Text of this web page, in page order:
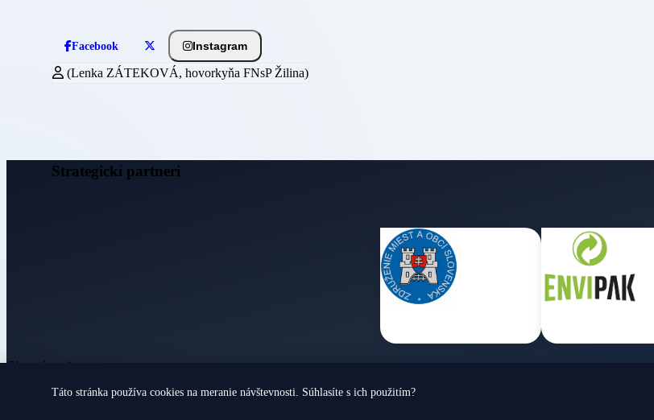
Facebook Instagram
(Lenka ZÁTEKOVÁ, hovorkyňa FNsP Žilina)
Strategickí partneri
Obecné noviny
© 2026 Všetky práva vyhradené
Táto stránka používa cookies na meranie návštevnosti. Súhlasíte s ich použitím?